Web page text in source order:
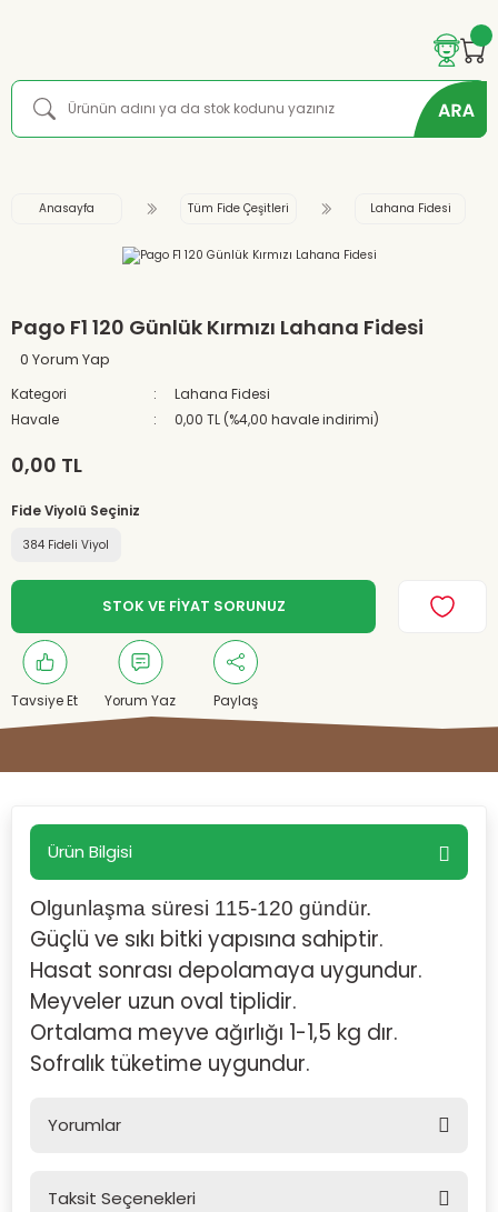
Anasayfa Tüm Fide Çeşitleri Lahana Fidesi
Pago F1 120 Günlük Kırmızı Lahana Fidesi
0 Yorum Yap
Kategori
Lahana Fidesi
Havale
0,00 TL (%4,00 havale indirimi)
0,00 TL
Fide Viyolü Seçiniz
384 Fideli Viyol
STOK VE FİYAT SORUNUZ
Tavsiye Et Yorum Yaz Paylaş
Ürün Bilgisi
Olgunlaşma süresi 115-120 gündür.
Güçlü ve sıkı bitki yapısına sahiptir.
Hasat sonrası depolamaya uygundur.
Meyveler uzun oval tiplidir.
Ortalama meyve ağırlığı 1-1,5 kg dır.
Sofralık tüketime uygundur.
Yorumlar
Taksit Seçenekleri